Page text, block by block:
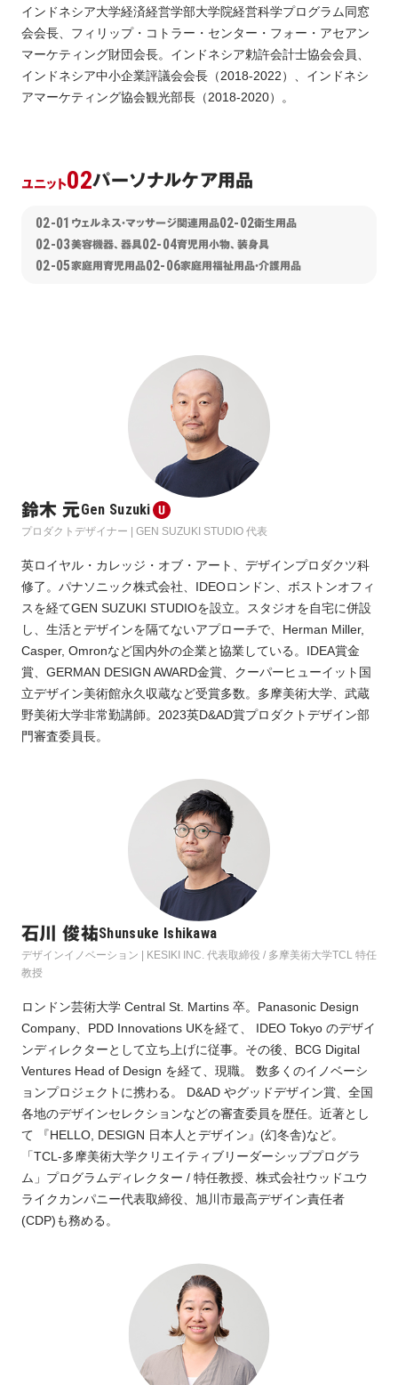
インドネシア大学経済経営学部大学院経営科学プログラム同窓
会会長、フィリップ・コトラー・センター・フォー・アセアン
マーケティング財団会長。インドネシア勅許会計士協会会員、
インドネシア中小企業評議会会長（2018-2022）、インドネシ
アマーケティング協会観光部長（2018-2020）。
ユニット02パーソナルケア用品
02-01 ウェルネス・マッサージ関連用品02-02衛生用品
02-03美容機器、器具02-04育児用小物、装身具
02-05家庭用育児用品02-06家庭用福祉用品・介護用品
鈴木 元Gen Suzuki
プロダクトデザイナー | GEN SUZUKI STUDIO 代表
英ロイヤル・カレッジ・オブ・アート、デザインプロダクツ科
修了。パナソニック株式会社、IDEOロンドン、ボストンオフィ
スを経てGEN SUZUKI STUDIOを設立。スタジオを自宅に併設
し、生活とデザインを隔てないアプローチで、Herman Miller,
Casper, Omronなど国内外の企業と協業している。IDEA賞金
賞、GERMAN DESIGN AWARD金賞、クーパーヒューイット国
立デザイン美術館永久収蔵など受賞多数。多摩美術大学、武蔵
野美術大学非常勤講師。2023英D&AD賞プロダクトデザイン部
門審査委員長。
石川 俊祐Shunsuke Ishikawa
デザインイノベーション | KESIKI INC. 代表取締役 / 多摩美術大学TCL 特任
教授
ロンドン芸術大学 Central St. Martins 卒。Panasonic Design
Company、PDD Innovations UKを経て、 IDEO Tokyo のデザイ
ンディレクターとして立ち上げに従事。その後、BCG Digital
Ventures Head of Design を経て、現職。 数多くのイノベーシ
ョンプロジェクトに携わる。 D&AD やグッドデザイン賞、全国
各地のデザインセレクションなどの審査委員を歴任。近著とし
て 『HELLO, DESIGN 日本人とデザイン』(幻冬舎)など。
「TCL-多摩美術大学クリエイティブリーダーシッププログラ
ム」プログラムディレクター / 特任教授、株式会社ウッドユウ
ライクカンパニー代表取締役、旭川市最高デザイン責任者
(CDP)も務める。